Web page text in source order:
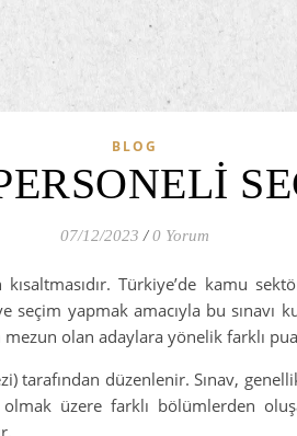
BLOG
07/12/2023 / 0 Yorum
kısaltmasıdır. Türkiye’de kamu
yapmak amacıyla bu sınavı
mezun olan adaylara yönelik farklı
tarafından düzenlenir. Sınav,
üzere farklı bölümlerden